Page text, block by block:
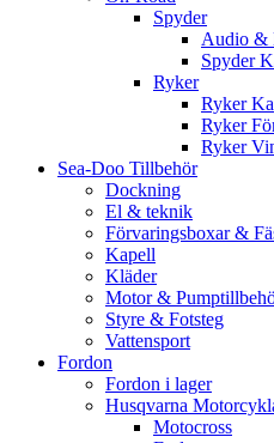
Spyder
Audio &
Spyder
Ryker
Ryker
Ryker
Ryker
Sea-Doo Tillbehör
Dockning
El & teknik
Förvaringsboxar &
Kapell
Kläder
Motor &
Styre & Fotsteg
Vattensport
Fordon
Fordon i lager
Husqvarna
Motocross